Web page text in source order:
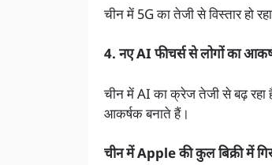
चीन में 5G का तेजी से विस्तार हो
4. नए AI फीचर्स से लोगों का
चीन में AI का क्रेज तेजी से बढ़
आकर्षक बनाते हैं।
चीन में Apple की कुल बिक्री में